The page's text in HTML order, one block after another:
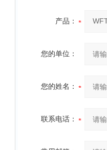
产品：
您的单位：
您的姓名：
联系电话：